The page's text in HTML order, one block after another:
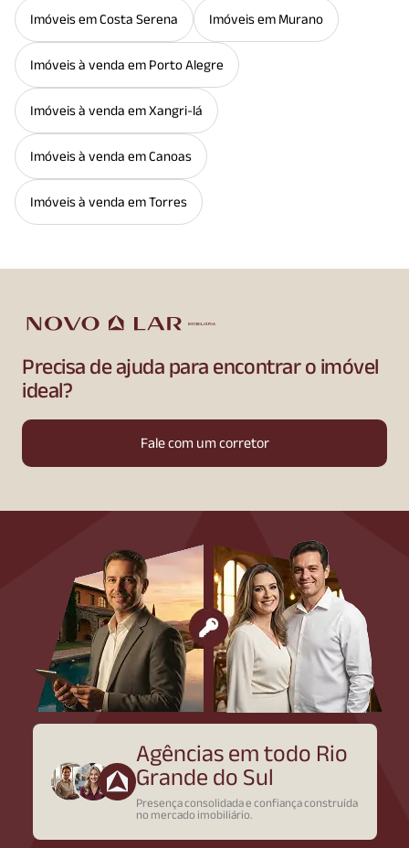
Imóveis em Costa Serena
Imóveis em Murano
Imóveis à venda em Porto Alegre
Imóveis à venda em Xangri-lá
Imóveis à venda em Canoas
Imóveis à venda em Torres
Precisa de ajuda para encontrar o imóvel
ideal?
Fale com um corretor
Agências em todo Rio
Grande do Sul
Presença consolidada e confiança construída
no mercado imobiliário.